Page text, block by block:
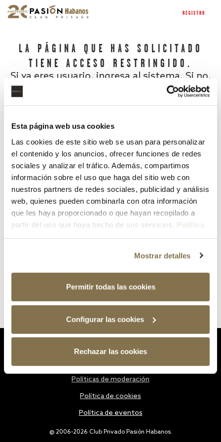
Esta página web usa cookies
Las cookies de este sitio web se usan para personalizar
el contenido y los anuncios, ofrecer funciones de redes
sociales y analizar el tráfico. Además, compartimos
información sobre el uso que haga del sitio web con
nuestros partners de redes sociales, publicidad y análisis
web, quienes pueden combinarla con otra información
que les haya proporcionado o que hayan recopilado a
partir del uso que haya hecho de sus servicios. Política
Mostrar detalles
Permitir todas las cookies
Configurar las cookies
Rechazar las cookies
REGISTRO
LA PÁGINA QUE HAS SOLICITADO
TIENE ACCESO RESTRINGIDO.
Si ya eres usuario, ingresa al sistema. Si no,
¿Has olvidado tu contraseña?
@ 2006-2026 Club Privado Pasión Habanos.
Políticas de moderación
Política de cookies
Política de eventos